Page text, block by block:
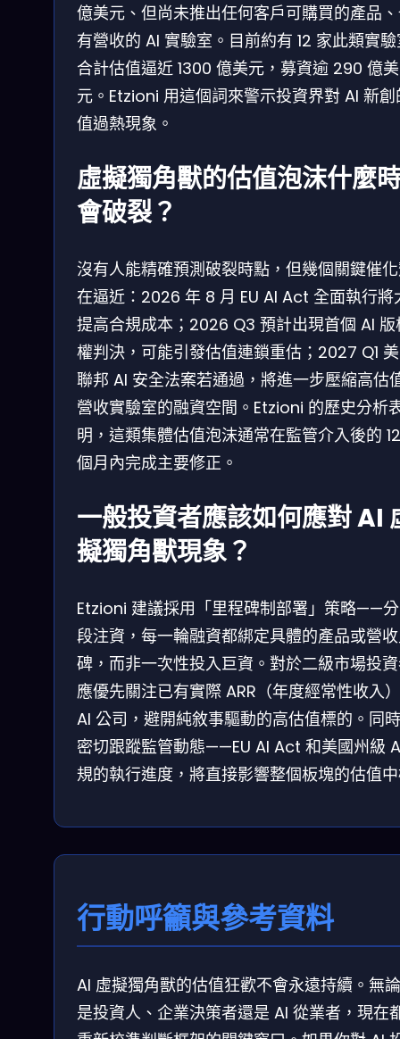
億美元、但尚未推出任何客戶可購買的產品
有營收的 AI 實驗室。目前約有 12 家此類實
合計估值逼近 1300 億美元，募資逾 290 億美
元。Etzioni 用這個詞來警示投資界對 AI 新創
值過熱現象。
虛擬獨角獸的估值泡沫什麼
會破裂？
沒有人能精確預測破裂時點，但幾個關鍵催
在逼近：2026 年 8 月 EU AI Act 全面執行將
提高合規成本；2026 Q3 預計出現首個 AI 版
權判決，可能引發估值連鎖重估；2027 Q1
聯邦 AI 安全法案若通過，將進一步壓縮高估
營收實驗室的融資空間。Etzioni 的歷史分析
明，這類集體估值泡沫通常在監管介入後的
個月內完成主要修正。
一般投資者應該如何應對 AI
擬獨角獸現象？
Etzioni 建議採用「里程碑制部署」策略——
段注資，每一輪融資都綁定具體的產品或營
碑，而非一次性投入巨資。對於二級市場投
應優先關注已有實際 ARR（年度經常性收入
AI 公司，避開純敘事驅動的高估值標的。同
密切跟蹤監管動態——EU AI Act 和美國州級
規的執行進度，將直接影響整個板塊的估值
行動呼籲與參考資料
AI 虛擬獨角獸的估值狂歡不會永遠持續。無
是投資人、企業決策者還是 AI 從業者，現在